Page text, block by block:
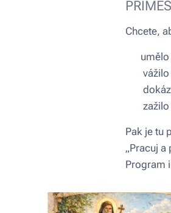
Chcete,
🌿
🌿
🌿
🌿
Pak je tu
„Pracuj
Program